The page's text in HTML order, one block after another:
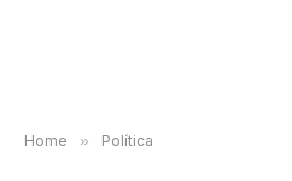
Home » Política